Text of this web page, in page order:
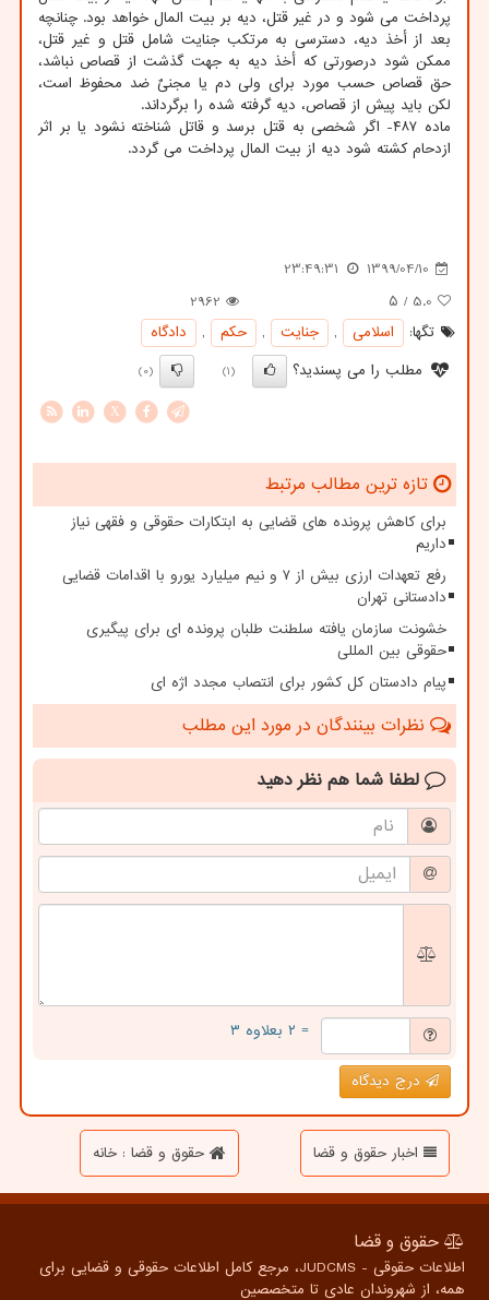
پرداخت می شود و در غیر قتل، دیه بر بیت المال خواهد بود. چنانچه
بعد از أخذ دیه، دسترسی به مرتکب جنایت شامل قتل و غیر قتل،
ممکن شود درصورتی که أخذ دیه به جهت گذشت از قصاص نباشد،
حق قصاص حسب مورد برای ولی دم یا مجنیٌ ضد محفوظ است،
لکن باید پیش از قصاص، دیه گرفته شده را برگرداند.
ماده ۴۸۷- اگر شخصی به قتل برسد و قاتل شناخته نشود یا بر اثر
ازدحام کشته شود دیه از بیت المال پرداخت می گردد.
1399/04/10
23:49:31
5.0 / ۵
2962
تگها:
اسلامی , جنایت , حكم ,
دادگاه
مطلب را می پسندید؟
(1)
(0)
X
تازه ترین مطالب مرتبط
برای کاهش پرونده های قضایی به ابتکارات حقوقی و فقهی نیاز
داریم
رفع تعهدات ارزی بیش از ۷ و نیم میلیارد یورو با اقدامات قضایی
دادستانی تهران
خشونت سازمان یافته سلطنت طلبان پرونده ای برای پیگیری
حقوقی بین المللی
پیام دادستان کل کشور برای انتصاب مجدد اژه ای
نظرات بینندگان در مورد این مطلب
لطفا شما هم نظر دهید
= ۲ بعلاوه ۳
درج دیدگاه
اخبار حقوق و قضا حقوق و قضا : خانه
حقوق و قضا
اطلاعات حقوقی - JUDCMS، مرجع کامل اطلاعات حقوقی و قضایی برای
همه، از شهروندان عادی تا متخصصین